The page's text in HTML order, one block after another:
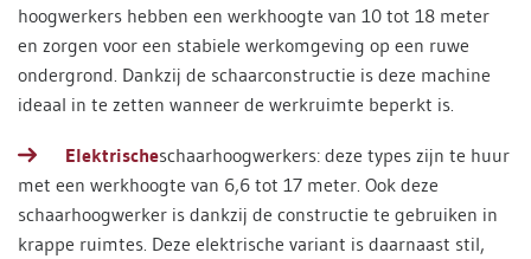
hoogwerkers hebben een werkhoogte van 10 tot 18 meter
en zorgen voor een stabiele werkomgeving op een ruwe
ondergrond. Dankzij de schaarconstructie is deze machine
ideaal in te zetten wanneer de werkruimte beperkt is.
Elektrischeschaarhoogwerkers: deze types zijn te huur
met een werkhoogte van 6,6 tot 17 meter. Ook deze
schaarhoogwerker is dankzij de constructie te gebruiken in
krappe ruimtes. Deze elektrische variant is daarnaast stil,